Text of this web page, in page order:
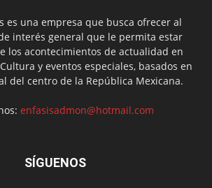
es una empresa que busca ofrecer al
interés general que le permita estar
los acontecimientos de actualidad en
y eventos especiales, basados en
del centro de la República Mexicana.
enfasisadmon@hotmail.com
SÍGUENOS